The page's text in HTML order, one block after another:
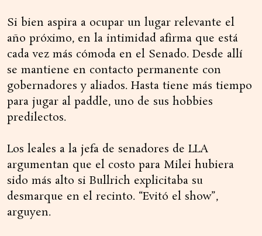
Si bien aspira a ocupar un lugar relevante el
año próximo, en la intimidad afirma que está
cada vez más cómoda en el Senado. Desde allí
se mantiene en contacto permanente con
gobernadores y aliados. Hasta tiene más tiempo
para jugar al paddle, uno de sus hobbies
predilectos.
Los leales a la jefa de senadores de LLA
argumentan que el costo para Milei hubiera
sido más alto si Bullrich explicitaba su
desmarque en el recinto. “Evitó el show”,
arguyen.